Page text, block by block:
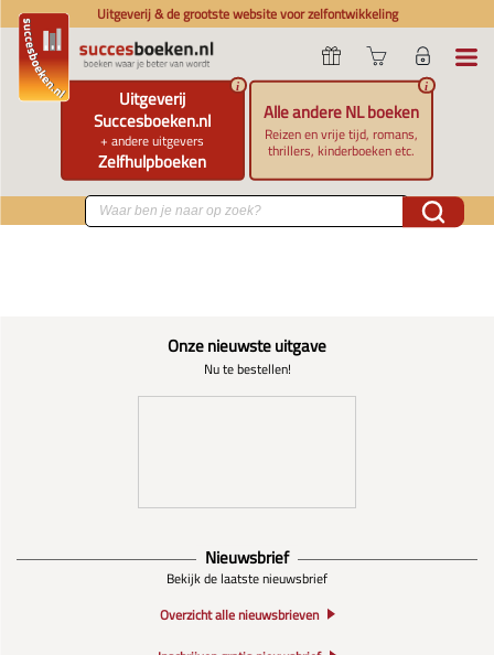
Uitgeverij & de grootste website voor zelfontwikkeling
Uitgeverij
Succesboeken.nl
+ andere uitgevers
Zelfhulpboeken
i
Alle andere NL boeken
Reizen en vrije tijd, romans,
thrillers, kinderboeken etc.
i
Onze nieuwste uitgave
Nu te bestellen!
Nieuwsbrief
Bekijk de laatste nieuwsbrief
Overzicht alle nieuwsbrieven